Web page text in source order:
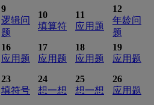
9
逻辑问
题
10
填算符
11
应用题
12
年龄问
题
16
应用题
17
应用题
18
应用题
19
应用题
23
填符号
24
想一想
25
想一想
26
应用题